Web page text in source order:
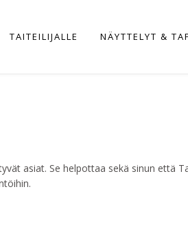
TAITEILIJALLE NÄYTTELYT &
asiat. Se helpottaa sekä sinun että